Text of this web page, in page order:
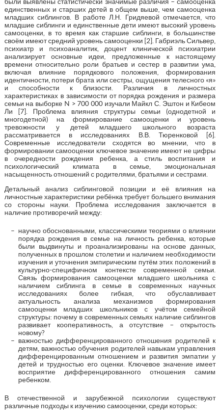
единственных и старших детей в общем выше, чем самооценка
младших сиблингов. В работе Л.Н. Гридяевой отмечается, что
младшие сиблинги и единственные дети имеют высокий уровень
самооценки, в то время как старшие сиблинги, в большинстве
своём имеют средний уровень самооценки [2]. Габриэль Сильвер,
психиатр и психоаналитик, доцент клинической психиатрии
анализирует основные идеи, предложенные к настоящему
времени относительно роли братьев и сестер в развитии ума,
включая влияние порядкового положения, формирования
идентичности, потери брата или сестры, ощущения телесного «я»
и способности к близости. Различия в личностных
характеристиках в зависимости от порядка рождения и размера
семьи на выборке N > 700 000 изучали Майкл С. Эштон и Кибеом
Ли [7]. Проблема влияния структуры семьи (однодетной и
многодетной) на формирование самооценки и уровень
тревожности у детей младшего школьного возраста
рассматривается в исследованиях В.В. Тюренковой [6].
Современные исследователи сходятся во мнении, что в
формировании самооценки ключевое значение имеют не цифры
в очередности рождения ребенка, а стиль воспитания и
психологический климата в семье, эмоциональная
насыщенность отношений с родителями, братьями и сестрами.
Детальный анализ сиблинговой позиции и её влияния на
личностные характеристики ребёнка требует большего внимания
со стороны науки. Проблема исследования заключается в
наличие противоречий между:
научно обоснованными, классическими теориями о влиянии
порядка рождения в семье на личность ребенка, которые
были выдвинуты и проанализированы на основе данных,
полученных в прошлом столетии и наличием необходимости
изучения и уточнения эмпирическим путём этих положений в
культурно-специфичном контексте современной семьи.
Связь формирования самооценки младшего школьника с
наличием сиблинга в семье в современных научных
исследованиях более гибкая, что обуславливает
актуальность анализа механизмов формирования
самооценки младших школьников с учётом семейной
структуры: почему в современных семьях наличие сиблингов
развивает кооперативность, а отсутствие – открытость
новому?
важностью дифференцированного отношения родителей к
детям, важностью обучения родителей навыкам управления
дифференцированным отношением и развития эмпатии у
детей и трудностью его оценки. Ключевое значение имеет
восприятие дифференцированного отношения самим
ребенком.
В отечественной и зарубежной психологии существуют
различные подходы к изучению самооценки, среди которых: